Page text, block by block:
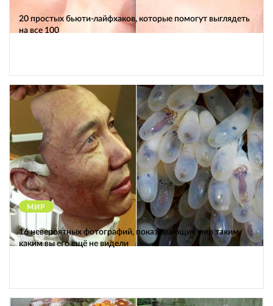
20 простых бьюти-лайфхаков, которые помогут выглядеть
на все 100
МИР 12498
16 невероятных фотографий, показывающих мир таким,
каким вы его ещё не видели